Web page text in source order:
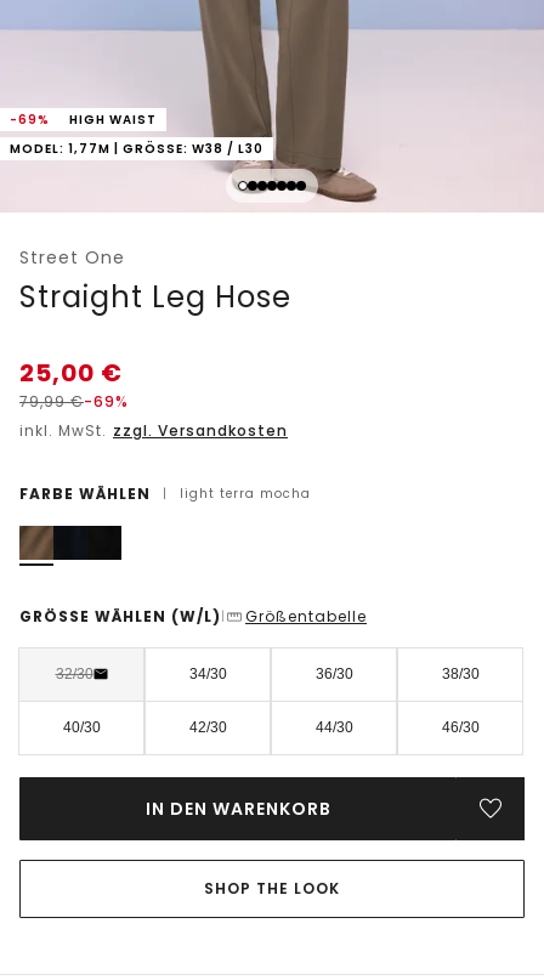
-69%
HIGH WAIST
MODEL: 1,77M | GRÖSSE: W38 / L30
Street One
Straight Leg Hose
25,00 €
79,99€-69%
inkl. MwSt. zzgl. Versandkosten
FARBE WÄHLEN | light terra mocha
GRÖSSE WÄHLEN (W/L) | Größentabelle
32/30 34/30 36/30 38/30
40/30 42/30 44/30 46/30
IN DEN WARENKORB
SHOP THE LOOK